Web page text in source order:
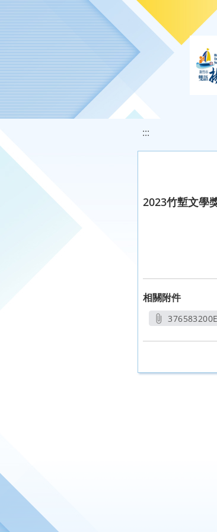
移至網頁之主要內容區位置
:::
2023竹塹文學
相關附件